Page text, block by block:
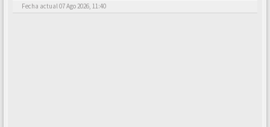
Fecha actual 07 Ago 2026, 11:40